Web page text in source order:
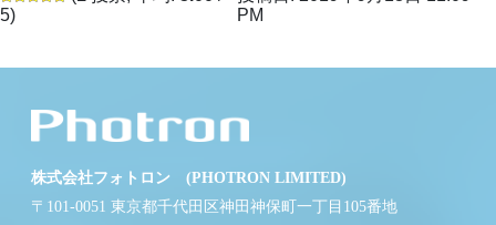
5)
PM
株式会社フォトロン (PHOTRON LIMITED)
〒101-0051 東京都千代田区神田神保町一丁目105番地